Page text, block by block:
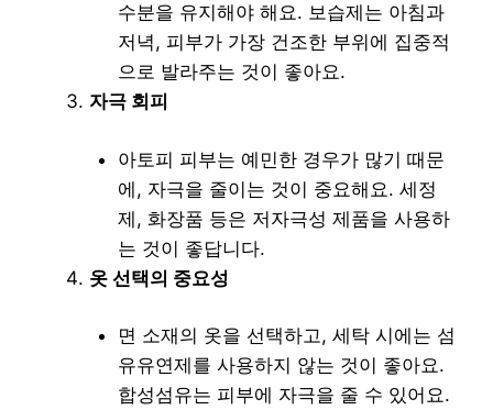
수분을 유지해야 해요. 보습제는 아침과
저녁, 피부가 가장 건조한 부위에 집중적
으로 발라주는 것이 좋아요.
자극 회피
아토피 피부는 예민한 경우가 많기 때문
에, 자극을 줄이는 것이 중요해요. 세정
제, 화장품 등은 저자극성 제품을 사용하
는 것이 좋답니다.
옷 선택의 중요성
면 소재의 옷을 선택하고, 세탁 시에는 섬
유유연제를 사용하지 않는 것이 좋아요.
합성섬유는 피부에 자극을 줄 수 있어요.